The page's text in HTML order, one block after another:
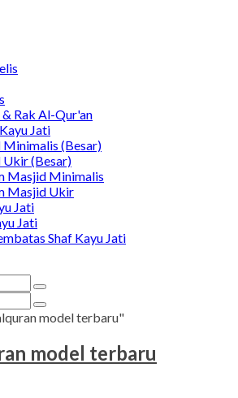
Rak Al-Qur'an
Jati
(Besar)
(Besar)
Masjid Minimalis
Masjid Ukir
Jati
Jati
Shaf Kayu Jati
model terbaru"
model terbaru